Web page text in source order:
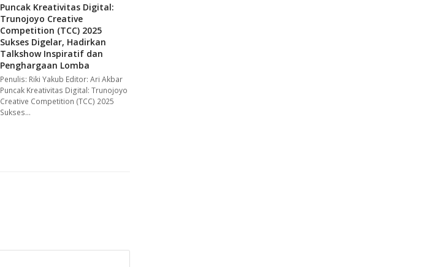
Puncak Kreativitas Digital:
Trunojoyo Creative
Competition (TCC) 2025
Sukses Digelar, Hadirkan
Talkshow Inspiratif dan
Penghargaan Lomba
Penulis: Riki Yakub Editor: Ari Akbar
Puncak Kreativitas Digital: Trunojoyo
Creative Competition (TCC) 2025
Sukses…